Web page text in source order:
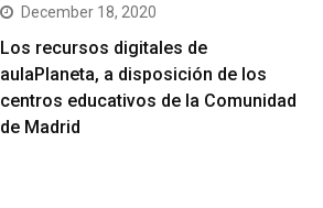
December 18, 2020
Los recursos digitales de
aulaPlaneta, a disposición de los
centros educativos de la Comunidad
de Madrid